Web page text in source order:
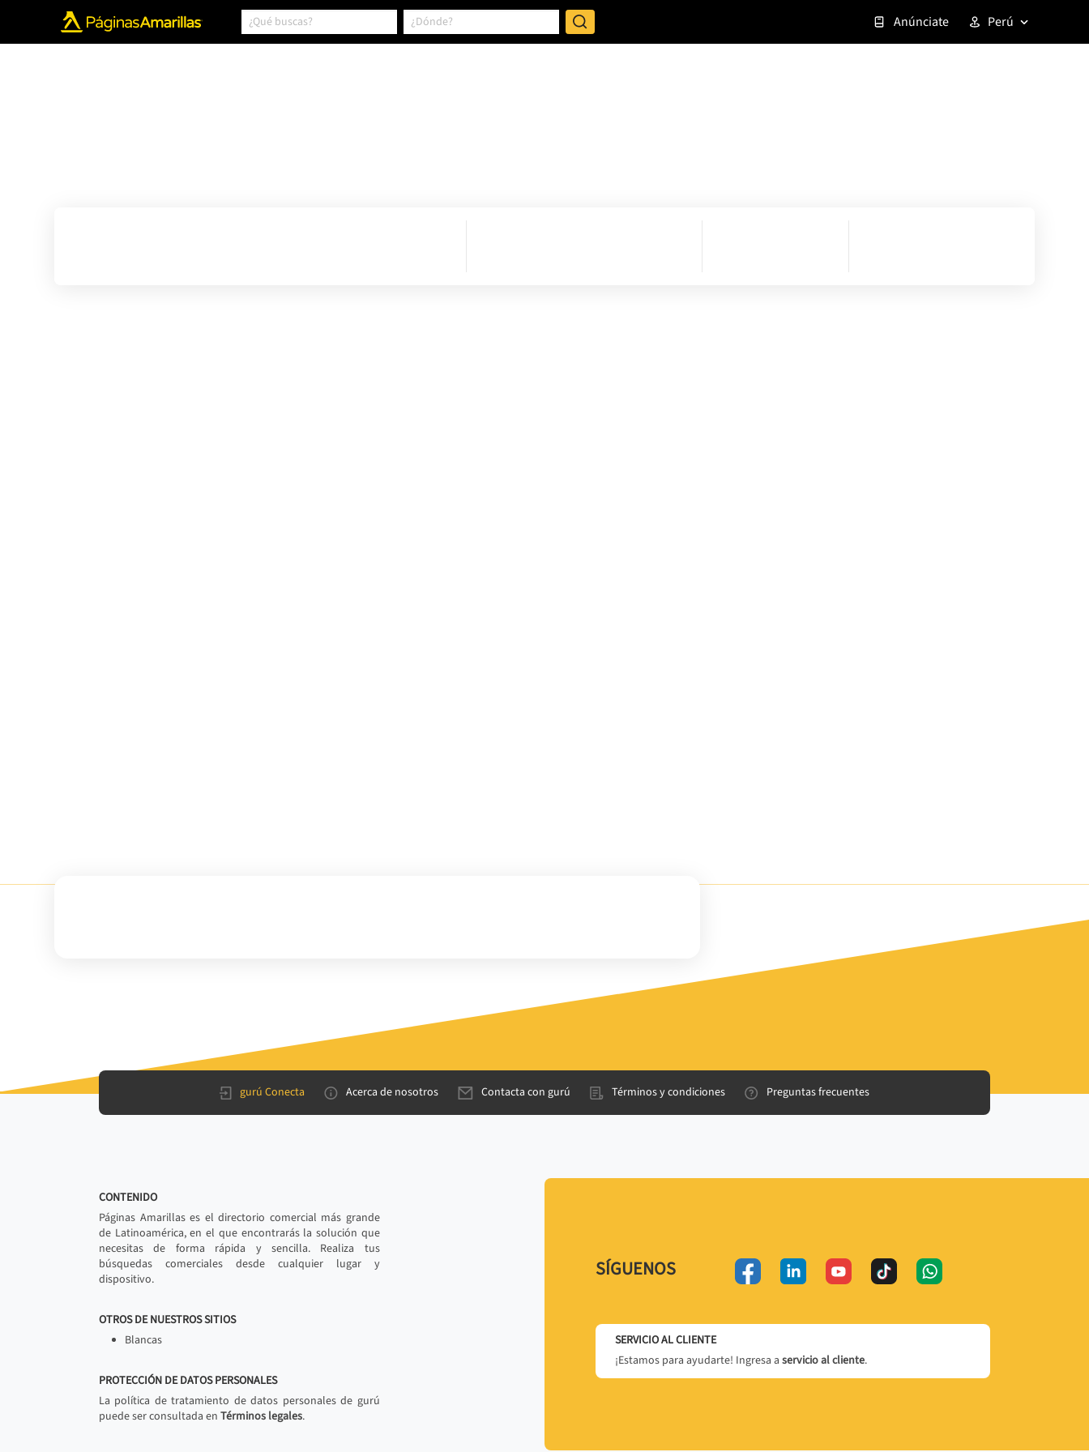
Anúnciate Perú
gurú Conecta Acerca de nosotros Contacta con gurú Términos y condiciones Preguntas frecuentes
CONTENIDO
Páginas Amarillas es el directorio comercial más grande
de Latinoamérica, en el que encontrarás la solución que
necesitas de forma rápida y sencilla. Realiza tus
búsquedas comerciales desde cualquier lugar y
dispositivo.
OTROS DE NUESTROS SITIOS
Blancas
PROTECCIÓN DE DATOS PERSONALES
La política de tratamiento de datos personales de gurú
puede ser consultada en Términos legales.
SÍGUENOS
SERVICIO AL CLIENTE
¡Estamos para ayudarte! Ingresa a servicio al cliente.